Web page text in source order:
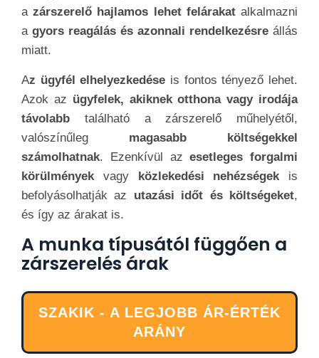
azárszerelő hajlamos lehet felárakatalkalmazni
agyors reagálás és azonnali rendelkezésre állás
miatt.
Az ügyfél elhelyezkedése is fontos tényező lehet.
Azok az ügyfelek, akiknek otthona vagy irodája
távolabb található a zárszerelő műhelyétől,
valószínűleg magasabb költségekkel
számolhatnak. Ezenkívül az esetleges forgalmi
körülményekvagy közlekedési nehézségek is
befolyásolhatják az utazási időt és költségeket,
és így az árakat is.
A munka típusától függően a
zárszerelés árak
SZAKIK - A LEGJOBB ÁR-ÉRTÉK
ARÁNY